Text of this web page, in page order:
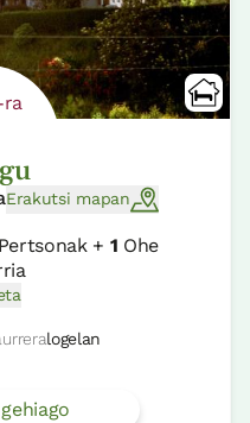
Erakutsi mapan
Pertsonak + 1 Ohe
logelan